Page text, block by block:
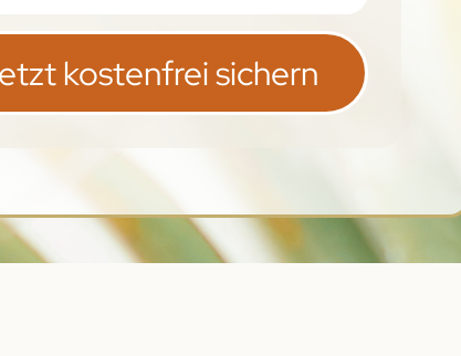
kostenfrei sichern